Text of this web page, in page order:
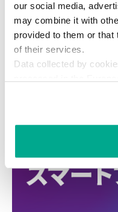
our social media,
may combine it with
provided to them or that
of their services.
Data collected by
Microsoft